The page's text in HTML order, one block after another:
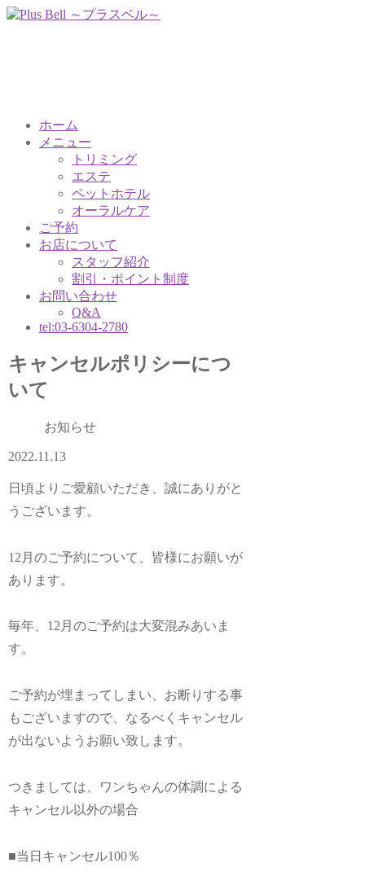
ホーム
メニュー
トリミング
エステ
ペットホテル
オーラルケア
ご予約
お店について
スタッフ紹介
割引・ポイント制度
お問い合わせ
Q&A
tel:03-6304-2780
キャンセルポリシーにつ
いて
お知らせ
2022.11.13
日頃よりご愛顧いただき、誠にありがと
うございます。
12月のご予約について、皆様にお願いが
あります。
毎年、12月のご予約は大変混みあいま
す。
ご予約が埋まってしまい、お断りする事
もございますので、なるべくキャンセル
が出ないようお願い致します。
つきましては、ワンちゃんの体調による
キャンセル以外の場合
■当日キャンセル100％